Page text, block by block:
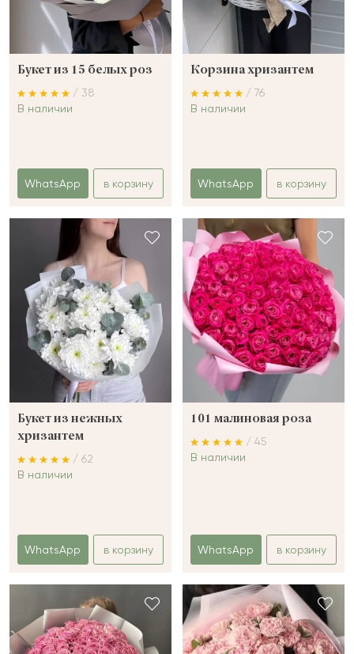
Букет из 15 белых роз
/ 38
В наличии
WhatsApp в корзину
Корзина хризантем
/ 76
В наличии
WhatsApp в корзину
Букет из нежных
хризантем
/ 62
В наличии
WhatsApp в корзину
101 малиновая роза
/ 45
В наличии
WhatsApp в корзину